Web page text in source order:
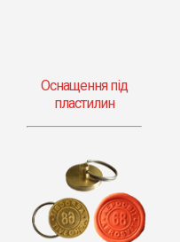
Оснащення під
пластилин